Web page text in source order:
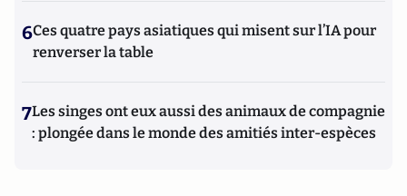
6Ces quatre pays asiatiques qui misent sur l’IA pour
renverser la table
7Les singes ont eux aussi des animaux de compagnie
: plongée dans le monde des amitiés inter-espèces